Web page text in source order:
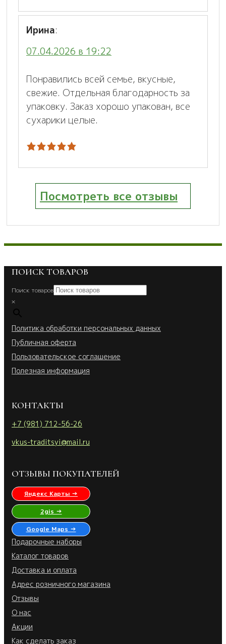
Ирина:
07.04.2026 в 19:22
Понравились всей семье, вкусные,
свежие. Отдельная благодарность за
упаковку. Заказ хорошо упакован, все
сухарики целые.
Посмотреть все отзывы
ПОИСК ТОВАРОВ
Поиск товаров
×
Политика обработки персональных данных
Публичная оферта
Пользовательское соглашение
Полезная информация
КОНТАКТЫ
+7 (981) 712-56-26
vkus-traditsyi@mail.ru
ОТЗЫВЫ ПОКУПАТЕЛЕЙ
Яндекс Карты →
2gis →
Google Maps →
Подарочные наборы
Каталог товаров
Доставка и оплата
Адрес розничного магазина
Отзывы
О нас
Акции
Как сделать заказ